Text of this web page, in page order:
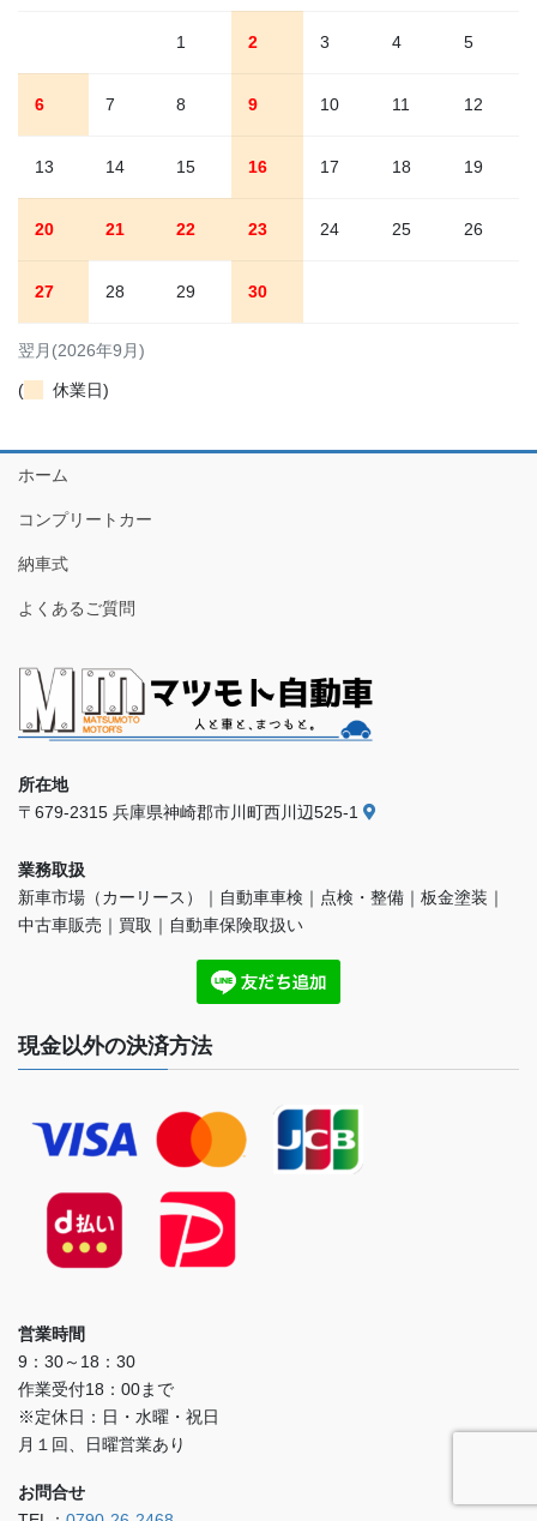
翌月(2026年9月)
1 2 3 4 5
6 7 8 9 10 11 12
13 14 15 16 17 18 19
20 21 22 23 24 25 26
27 28 29 30
( 休業日)
ホーム
コンプリートカー
納車式
よくあるご質問
所在地
〒679-2315 兵庫県神崎郡市川町西川辺525-1
業務取扱
新車市場（カーリース）｜自動車車検｜点検・整備｜板金塗装｜
中古車販売｜買取｜自動車保険取扱い
現金以外の決済方法
営業時間
9：30～18：30
作業受付18：00まで
※定休日：日・水曜・祝日
月１回、日曜営業あり
お問合せ